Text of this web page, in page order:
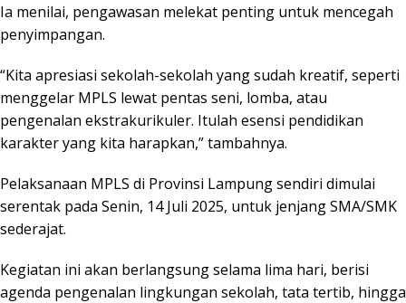
Ia menilai, pengawasan melekat penting untuk mencegah
penyimpangan.
“Kita apresiasi sekolah-sekolah yang sudah kreatif, seperti
menggelar MPLS lewat pentas seni, lomba, atau
pengenalan ekstrakurikuler. Itulah esensi pendidikan
karakter yang kita harapkan,” tambahnya.
Pelaksanaan MPLS di Provinsi Lampung sendiri dimulai
serentak pada Senin, 14 Juli 2025, untuk jenjang SMA/SMK
sederajat.
Kegiatan ini akan berlangsung selama lima hari, berisi
agenda pengenalan lingkungan sekolah, tata tertib, hingga